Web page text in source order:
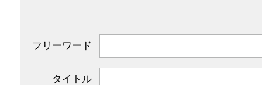
フリーワード
タイトル